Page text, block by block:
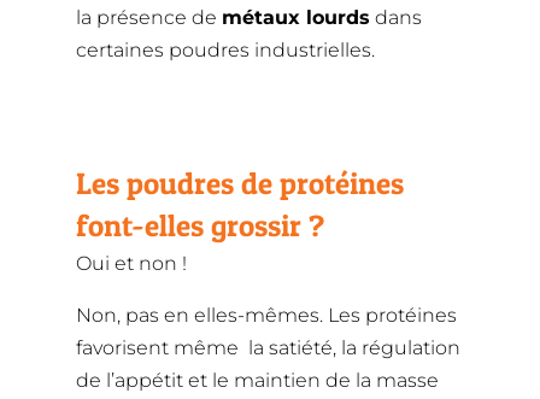
la présence de métaux lourds dans
certaines poudres industrielles.
Les poudres de protéines
font-elles grossir ?
Oui et non !
Non, pas en elles-mêmes. Les protéines
favorisent même la satiété, la régulation
de l’appétit et le maintien de la masse